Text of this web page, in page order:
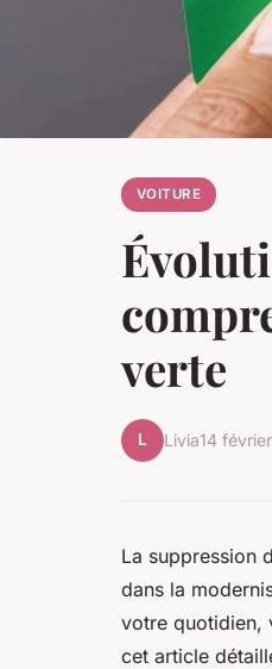
VOITURE
verte
L Livia14
La suppression
dans la
votre quotidien,
cet article